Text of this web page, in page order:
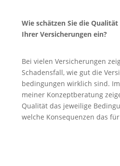
Wie schätzen Sie die
Ihrer Versicherungen ein?
Bei vielen Versicherungen
Schadensfall, wie gut die
bedingungen wirklich sind.
meiner Konzeptberatung
Qualität das jeweilige
welche Konsequenzen das